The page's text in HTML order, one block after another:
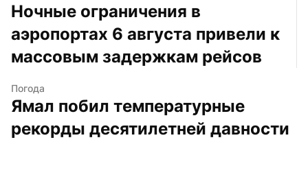
Ночные ограничения в
аэропортах 6 августа привели к
массовым задержкам рейсов
Погода
Ямал побил температурные
рекорды десятилетней давности